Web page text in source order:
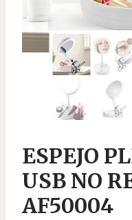
ESPEJO
USB NO
AF50004